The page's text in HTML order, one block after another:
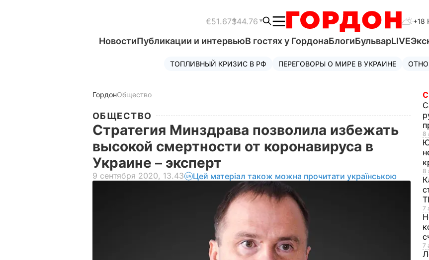
€51.67$44.76 +18
НовостиПубликации и интервьюВ гостях у ГордонаБлогиБульварLIVE
ТОПЛИВНЫЙ КРИЗИС В РФ ПЕРЕГОВОРЫ О МИРЕ В УКРАИНЕ
ГордонОбщество
ОБЩЕСТВО
Стратегия Минздрава позволила избежать
высокой смертности от коронавируса в
Украине – эксперт
9 сентября 2020, 13.43 Цей матеріал також можна прочитати українською
8
8
7
7